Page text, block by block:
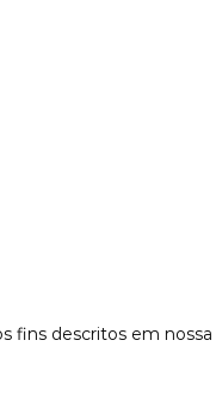
fins descritos em nossa